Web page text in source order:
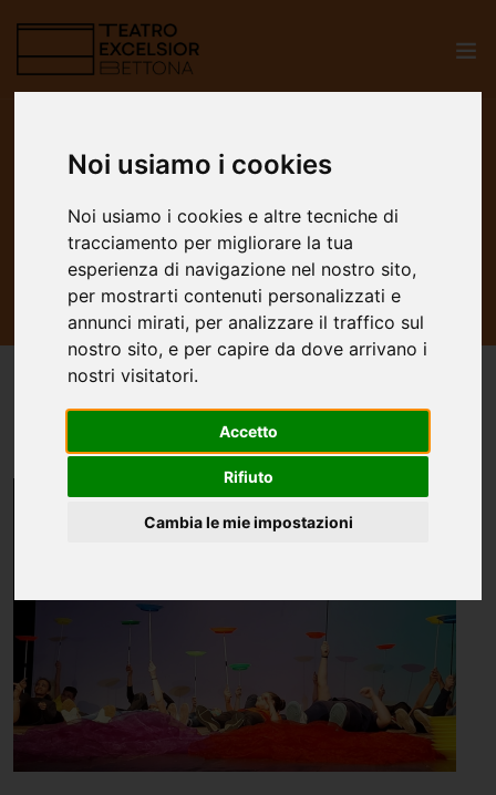
Noi usiamo i cookies
Noi usiamo i cookies e altre tecniche di
tracciamento per migliorare la tua
esperienza di navigazione nel nostro sito,
per mostrarti contenuti personalizzati e
annunci mirati, per analizzare il traffico sul
nostro sito, e per capire da dove arrivano i
nostri visitatori.
Accetto
Rifiuto
Cambia le mie impostazioni
Gallery LABORATORI
LABORATORI